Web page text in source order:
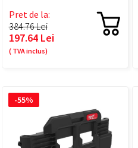
Pret de la:
384.76 Lei
197.64 Lei
( TVA inclus)
-55%